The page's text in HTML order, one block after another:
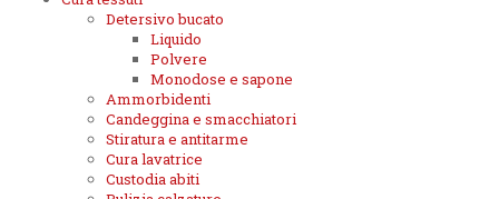
Detersivo bucato
Liquido
Polvere
Monodose e sapone
Ammorbidenti
Candeggina e smacchiatori
Stiratura e antitarme
Cura lavatrice
Custodia abiti